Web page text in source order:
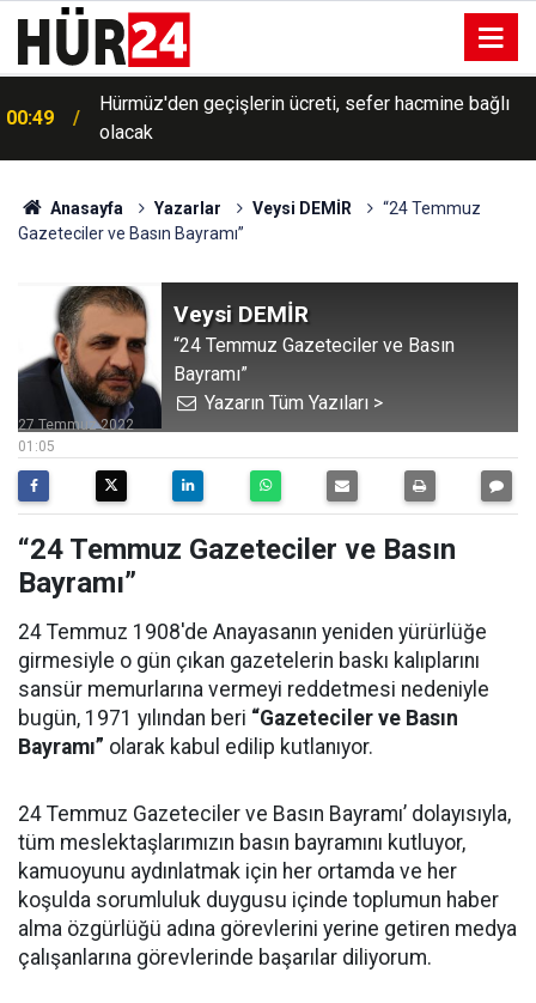
00:35
Trump, İran'a yönelik savaşın "yakında sona
ereceğini" söyledi
Anasayfa Yazarlar Veysi DEMİR
“24 Temmuz
Gazeteciler ve Basın Bayramı”
Veysi DEMİR
“24 Temmuz Gazeteciler ve Basın
Bayramı”
Yazarın Tüm Yazıları >
01:05
27 Temmuz 2022
“24 Temmuz Gazeteciler ve Basın
Bayramı”
24 Temmuz 1908'de Anayasanın yeniden yürürlüğe
girmesiyle o gün çıkan gazetelerin baskı kalıplarını
sansür memurlarına vermeyi reddetmesi nedeniyle
bugün, 1971 yılından beri “Gazeteciler ve Basın
Bayramı” olarak kabul edilip kutlanıyor.
24 Temmuz Gazeteciler ve Basın Bayramı’ dolayısıyla,
tüm meslektaşlarımızın basın bayramını kutluyor,
kamuoyunu aydınlatmak için her ortamda ve her
koşulda sorumluluk duygusu içinde toplumun haber
alma özgürlüğü adına görevlerini yerine getiren medya
çalışanlarına görevlerinde başarılar diliyorum.